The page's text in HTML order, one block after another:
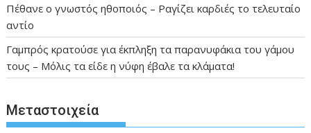
Πέθανε ο γνωστός ηθοποιός – Ραγίζει καρδιές το τελευταίο
αντίο
Γαμπρός κρατούσε για έκπληξη τα παρανυφάκια του γάμου
τους – Μόλις τα είδε η νύφη έβαλε τα κλάματα!
Μεταστοιχεία